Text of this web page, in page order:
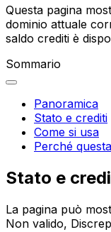
Questa pagina
dominio attuale
saldo crediti è
Sommario
Panoramica
Stato e crediti
Come si usa
Perché
Stato e
La pagina può
Non valido,